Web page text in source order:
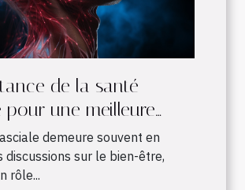
de la santé
pour une meilleure
viedemeure souvent en
discussions sur le bien-être,
rôle...